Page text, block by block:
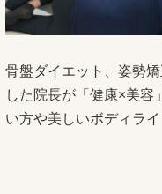
骨盤ダイエット、姿勢
した院長が「健康×美容
い方や美しいボディラ